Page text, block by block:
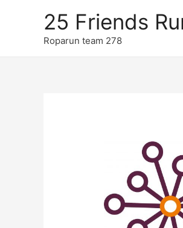
25 Friends
Roparun team 278